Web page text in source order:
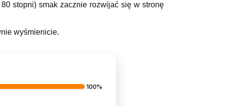
stopni) smak zacznie rozwijać się w stronę
wyśmienicie.
100%